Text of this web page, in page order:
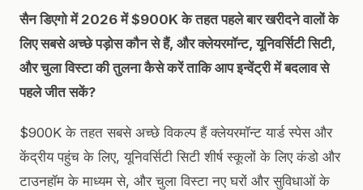
सैन डिएगो में 2026 में $900K के तहत पहले बार खरीदने वालों के
लिए सबसे अच्छे पड़ोस कौन से हैं, और क्लेयरमॉन्ट, यूनिवर्सिटी सिटी,
और चुला विस्टा की तुलना कैसे करें ताकि आप इन्वेंट्री में बदलाव से
पहले जीत सकें?
$900K के तहत सबसे अच्छे विकल्प हैं क्लेयरमॉन्ट यार्ड स्पेस और
केंद्रीय पहुंच के लिए, यूनिवर्सिटी सिटी शीर्ष स्कूलों के लिए कंडो और
टाउनहॉम के माध्यम से, और चुला विस्टा नए घरों और सुविधाओं के